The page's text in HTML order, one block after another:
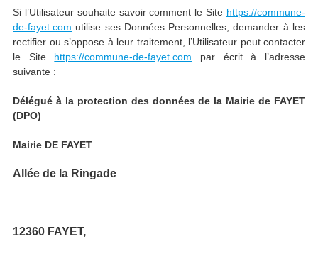
Si l’Utilisateur souhaite savoir comment le Site https://commune-
de-fayet.com utilise ses Données Personnelles, demander à les
rectifier ou s’oppose à leur traitement, l’Utilisateur peut contacter
le Site https://commune-de-fayet.com par écrit à l’adresse
suivante :
Délégué à la protection des données de la Mairie de FAYET
(DPO)
Mairie DE FAYET
Allée de la Ringade
12360 FAYET,